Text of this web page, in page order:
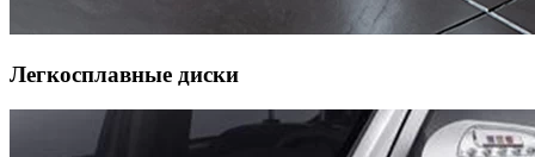
Легкосплавные диски